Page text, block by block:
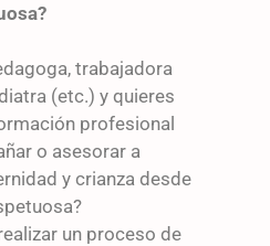
trabajadora
(etc.) y quieres
profesional
o asesorar a
y crianza desde
un proceso de